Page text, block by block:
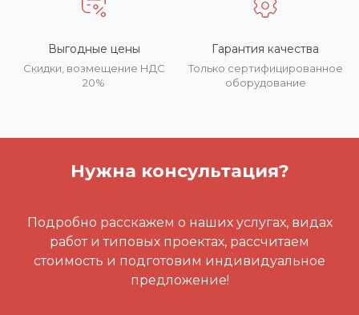
Выгодные цены
Скидки, возмещение НДС
20%
Гарантия качества
Только сертифицированное
оборудование
Нужна консультация?
Подробно расскажем о наших услугах, видах
работ и типовых проектах, рассчитаем
стоимость и подготовим индивидуальное
предложение!